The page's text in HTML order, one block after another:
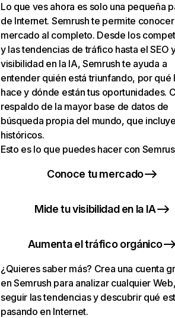
Lo que ves ahora es solo una pequeña
de Internet. Semrush te permite
mercado al completo. Desde los
y las tendencias de tráfico hasta el SEO
visibilidad en la IA, Semrush te ayuda a
entender quién está triunfando, por qué
hace y dónde están tus oportunidades.
respaldo de la mayor base de datos de
búsqueda propia del mundo, que
históricos.
Esto es lo que puedes hacer con
Conoce tu mercado
Mide tu visibilidad en la IA
Aumenta el tráfico orgánico
¿Quieres saber más? Crea una cuenta
en Semrush para analizar cualquier
seguir las tendencias y descubrir qué
pasando en Internet.